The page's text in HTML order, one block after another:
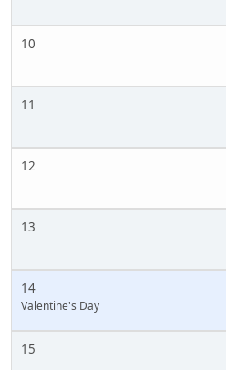
10
11
12
13
14
Valentine's Day
15